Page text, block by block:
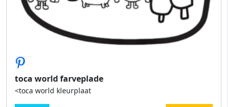
toca world farveplade
<toca world kleurplaat